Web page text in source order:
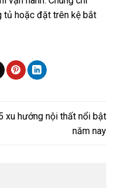
tủ hoặc đặt trên kệ bắt
xu hướng nội thất nổi bật
năm nay